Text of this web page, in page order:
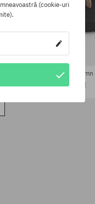
Sandale Teva Olowahu Wmn
189,90 LEI130,90 LEI
(cookie-uri